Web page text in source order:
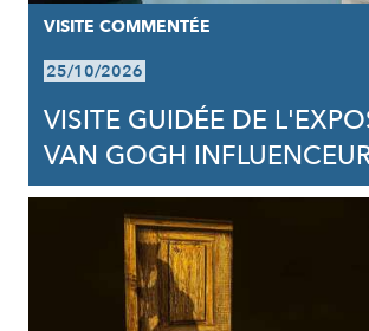
VISITE COMMENTÉE
25/10/2026
VISITE GUIDÉE DE
VAN GOGH